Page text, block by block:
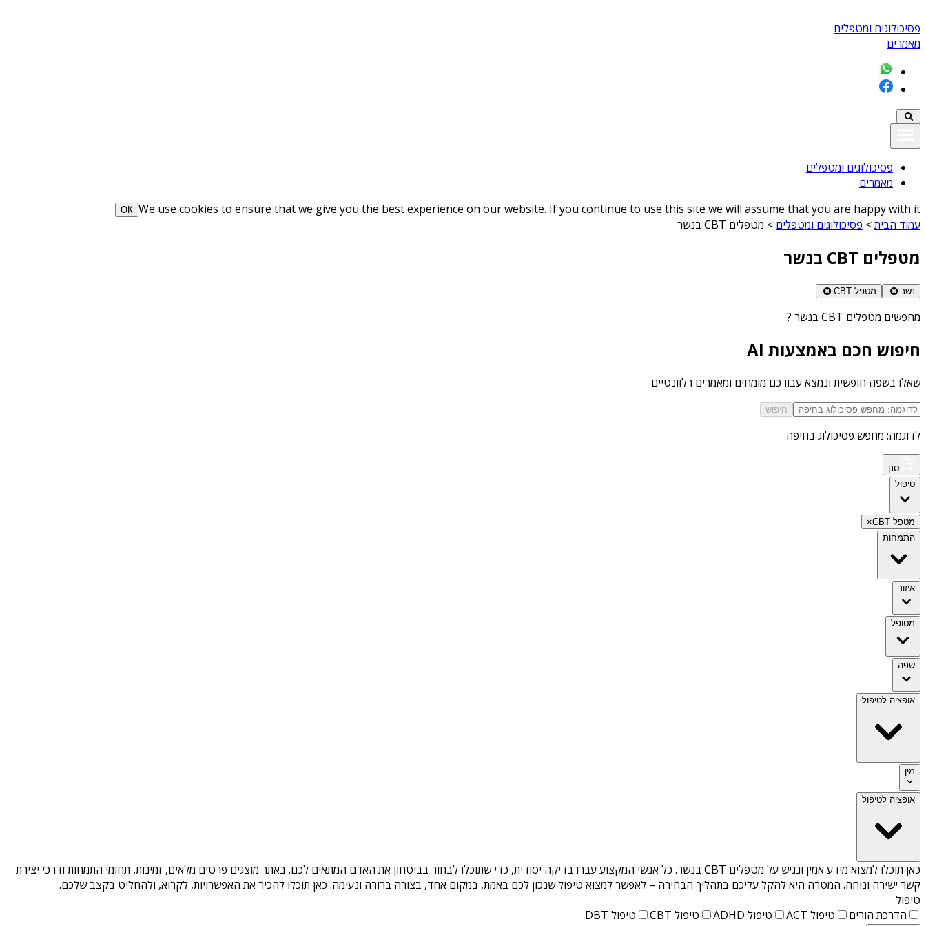
פסיכולוגים ומטפלים
מאמרים
פסיכולוגים ומטפלים
מאמרים
We use cookies to ensure that we give you the best experience on our website. If you continue to use this site we will assume that you are happy with it
ОК
עמוד הבית> פסיכולוגים ומטפלים > מטפלים CBT בנשר
מטפלים CBT בנשר
נשר מטפל CBT
מחפשים מטפלים CBT בנשר ?
חיפוש חכם באמצעות AI
שאלו בשפה חופשית ונמצא עבורכם מומחים ומאמרים רלוונטיים
חיפוש
לדוגמה: מחפש פסיכולוג בחיפה
סנן
טיפול
מטפל CBT
×
התמחות
איזור
מטופל
שפה
אופציה לטיפול
מין
אופציה לטיפול
כאן תוכלו למצוא מידע אמין ונגיש על מטפלים CBT בנשר
. כל אנשי המקצוע עברו בדיקה יסודית, כדי שתוכלו לבחור בביטחון את האדם המתאים לכם. באתר מוצגים פרטים מלאים, זמינות, תחומי התמחות ודרכי יצירת
קשר ישירה ונוחה. המטרה היא להקל עליכם בתהליך הבחירה – לאפשר למצוא טיפול שנכון לכם באמת, במקום אחד, בצורה ברורה ונעימה. כאן תוכלו להכיר את האפשרויות, לקרוא, ולהחליט בקצב שלכם.
טיפול
הדרכת הורים
טיפול ACT טיפול ADHD טיפול CBT טיפול DBT